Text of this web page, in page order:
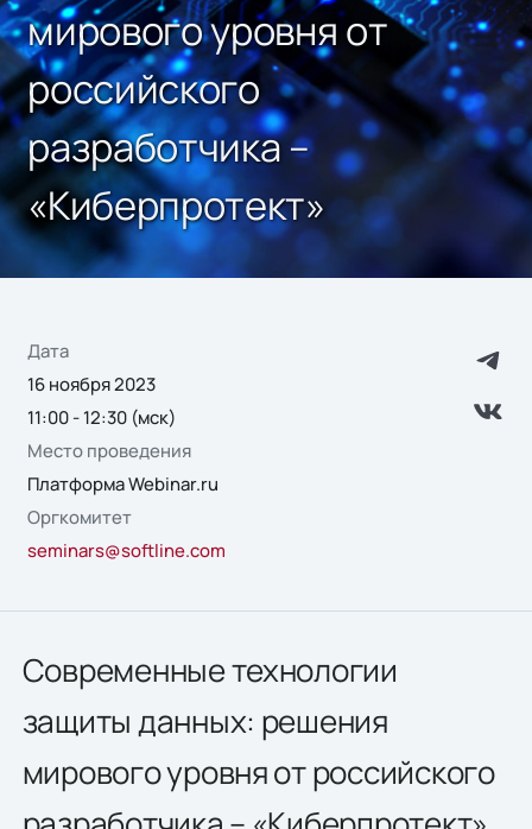
мирового уровня от
российского
разработчика –
«Киберпротект»
Дата
16 ноября 2023
11:00 - 12:30 (мск)
Место проведения
Платформа Webinar.ru
Оргкомитет
seminars@softline.com
Современные технологии
защиты данных: решения
мирового уровня от российского